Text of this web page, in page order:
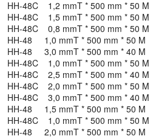
HH-48C 1,2 mmT * 500 mm * 50 M
HH-48C 1,5 mmT * 500 mm * 50 M
HH-48C 0,8 mmT * 500 mm * 50 M
HH-48 1,0 mmT * 500 mm * 50 M
HH-48 3,0 mmT * 500 mm * 40 M
HH-48C 1,0 mmT * 500 mm * 50 M
HH-48C 2,5 mmT * 500 mm * 40 M
HH-48C 2,0 mmT * 500 mm * 50 M
HH-48C 3,0 mmT * 500 mm * 40 M
HH-48 1,5 mmT * 500 mm * 50 M
HH-48C 1,0 mmT * 500 mm * 50 M
HH-48 2,0 mmT * 500 mm * 50 M